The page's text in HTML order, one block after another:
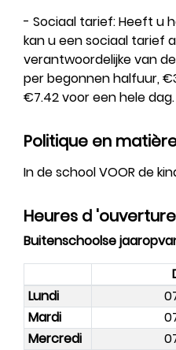
- Sociaal tarief: Heeft u
kan u een sociaal tarief
verantwoordelijke van
per begonnen halfuur,
€7.42 voor een hele dag.
Politique en
In de school VOOR de
Heures d 'ouverture
Buitenschoolse
Lundi
Mardi
Mercredi